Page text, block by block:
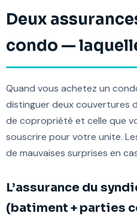
Deux
condo —
Quand vous achetez un
distinguer deux couvertures
de copropriété et celle que
souscrire pour votre unite.
de mauvaises surprises en
L’assurance du
(batiment + parties